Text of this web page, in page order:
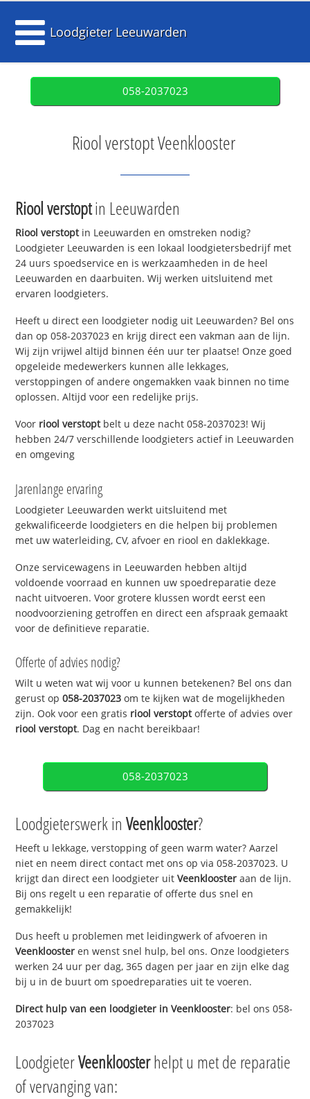
Loodgieter Leeuwarden
058-2037023
Riool verstopt Veenklooster
Riool verstoptin Leeuwarden
Riool verstoptin Leeuwarden en omstreken nodig?
Loodgieter Leeuwarden is een lokaal loodgietersbedrijf met
24 uurs spoedservice en is werkzaamheden in de heel
Leeuwarden en daarbuiten. Wij werken uitsluitend met
ervaren loodgieters.
Heeft u direct een loodgieter nodig uit Leeuwarden? Bel ons
dan op 058-2037023 en krijg direct een vakman aan de lijn.
Wij zijn vrijwel altijd binnen één uur ter plaatse! Onze goed
opgeleide medewerkers kunnen alle lekkages,
verstoppingen of andere ongemakken vaak binnen no time
oplossen. Altijd voor een redelijke prijs.
Voor riool verstoptbelt u deze nacht 058-2037023! Wij
hebben 24/7 verschillende loodgieters actief in Leeuwarden
en omgeving
Jarenlange ervaring
Loodgieter Leeuwarden werkt uitsluitend met
gekwalificeerde loodgieters en die helpen bij problemen
met uw waterleiding, CV, afvoer en riool en daklekkage.
Onze servicewagens in Leeuwarden hebben altijd
voldoende voorraad en kunnen uw spoedreparatie deze
nacht uitvoeren. Voor grotere klussen wordt eerst een
noodvoorziening getroffen en direct een afspraak gemaakt
voor de definitieve reparatie.
Offerte of advies nodig?
Wilt u weten wat wij voor u kunnen betekenen? Bel ons dan
gerust op058-2037023 om te kijken wat de mogelijkheden
zijn. Ook voor een gratis riool verstoptofferte of advies over
riool verstopt. Dag en nacht bereikbaar!
058-2037023
Loodgieterswerk inVeenklooster?
Heeft u lekkage, verstopping of geen warm water? Aarzel
niet en neem direct contact met ons op via 058-2037023. U
krijgt dan direct een loodgieter uitVeenklooster aan de lijn.
Bij ons regelt u een reparatie of offerte dus snel en
gemakkelijk!
Dus heeft u problemen met leidingwerk of afvoeren in
Veenklooster en wenst snel hulp, bel ons. Onze loodgieters
werken 24 uur per dag, 365 dagen per jaar en zijn elke dag
bij u in de buurt om spoedreparaties uit te voeren.
Direct hulp van een loodgieter inVeenklooster: bel ons 058-
2037023
LoodgieterVeenkloosterhelpt u met de reparatie
of vervanging van: